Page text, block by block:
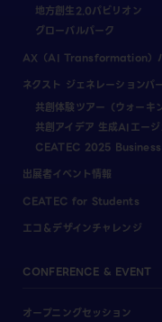
地方創生2.0パビリオン
グローバルパーク
AX（AI Transformation）
ネクスト ジェネレーションパ
共創体験ツアー（ウォーキ
共創アイデア 生成AIエージ
CEATEC 2025
出展者イベント情報
CEATEC for Students
エコ＆デザインチャレンジ
CONFERENCE & EVENT
オープニングセッション